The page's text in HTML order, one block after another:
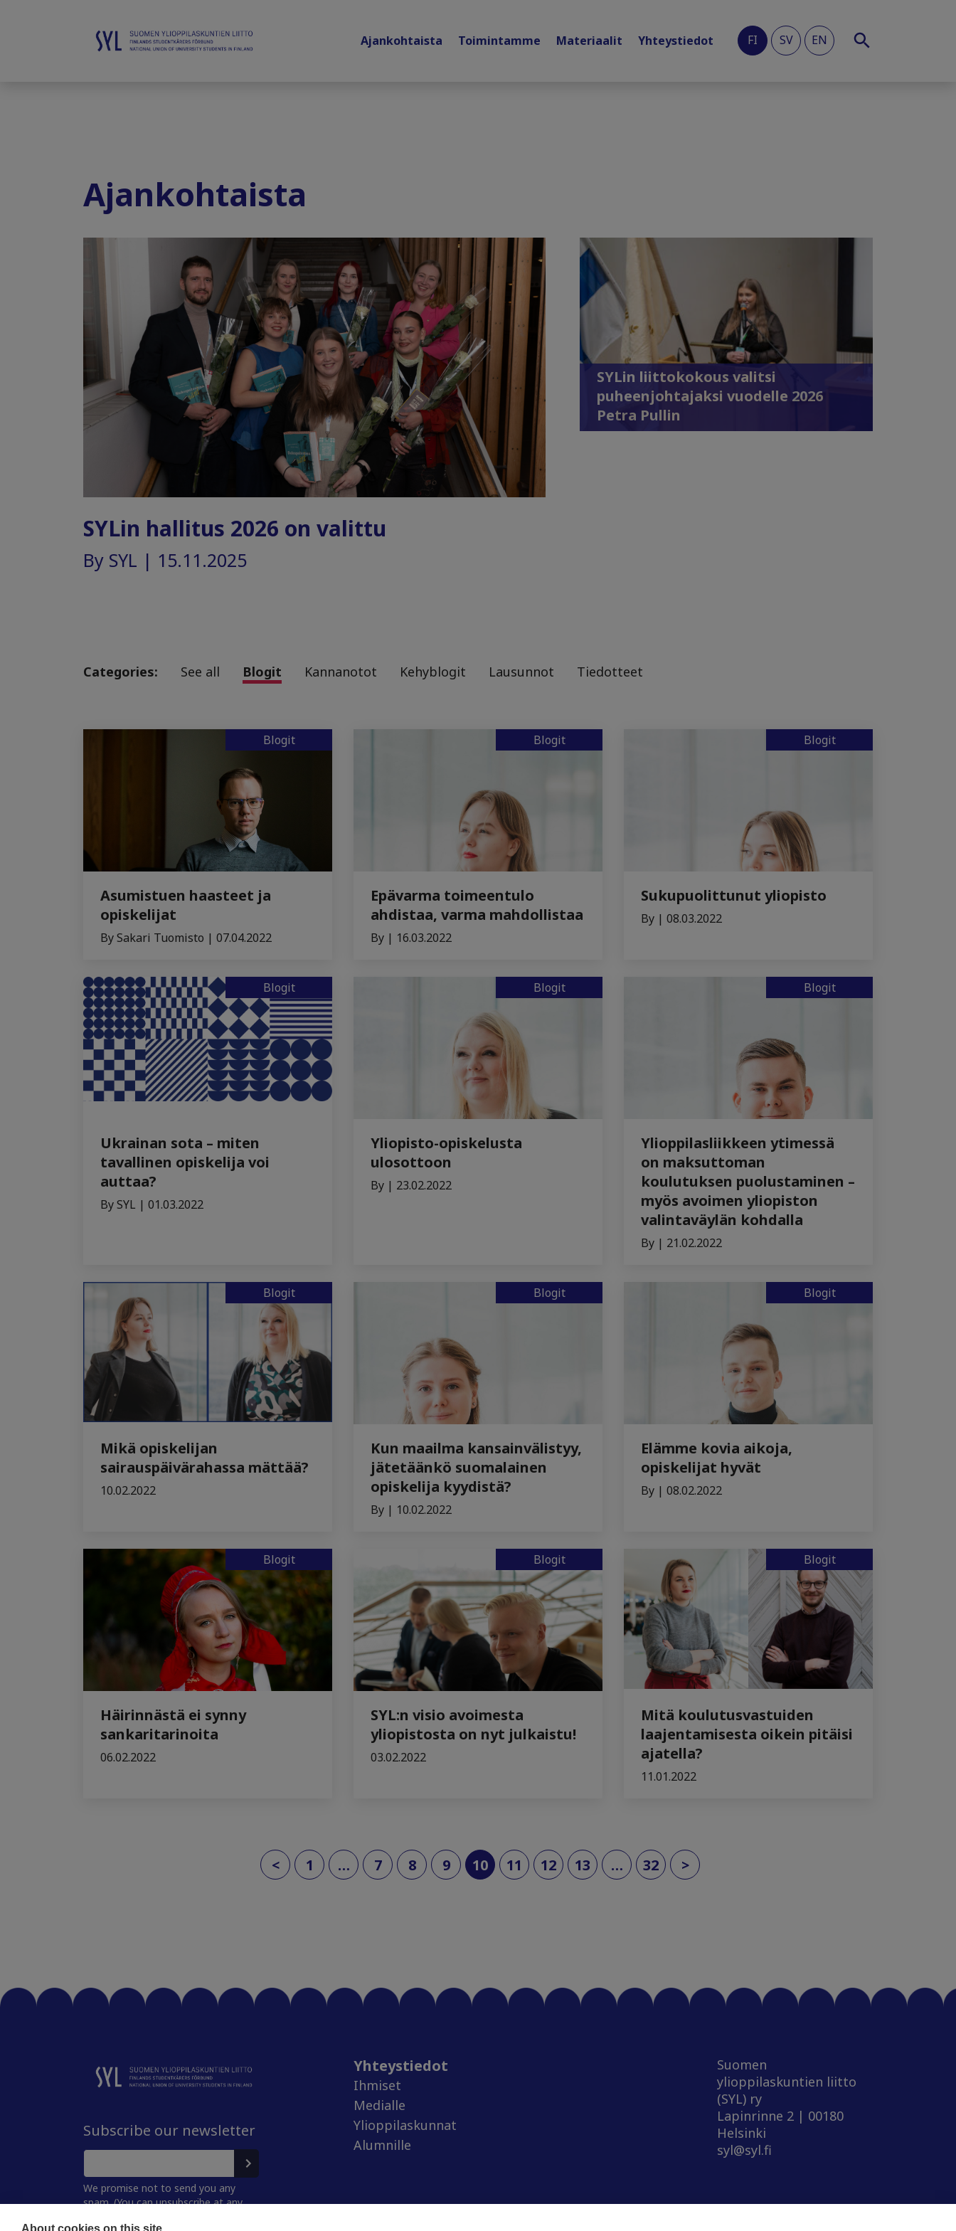
About cookies on this site
Ajankohtaista Toimintamme Materiaalit Yhteystiedot FI SV EN
Ajankohtaista
SYLin hallitus 2026 on valittu
By SYL | 15.11.2025
SYLin liittokokous valitsi
puheenjohtajaksi vuodelle 2026
Petra Pullin
Categories: See all Blogit Kannanotot Kehyblogit Lausunnot Tiedotteet
Blogit
Asumistuen haasteet ja
opiskelijat
By Sakari Tuomisto | 07.04.2022
Blogit
Epävarma toimeentulo
ahdistaa, varma mahdollistaa
By | 16.03.2022
Blogit
Sukupuolittunut yliopisto
By | 08.03.2022
Blogit
Ukrainan sota – miten
tavallinen opiskelija voi
auttaa?
By SYL | 01.03.2022
Blogit
Yliopisto-opiskelusta
ulosottoon
By | 23.02.2022
Blogit
Ylioppilasliikkeen ytimessä
on maksuttoman
koulutuksen puolustaminen –
myös avoimen yliopiston
valintaväylän kohdalla
By | 21.02.2022
Blogit
Mikä opiskelijan
sairauspäivärahassa mättää?
10.02.2022
Blogit
Kun maailma kansainvälistyy,
jätetäänkö suomalainen
opiskelija kyydistä?
By | 10.02.2022
Blogit
Elämme kovia aikoja,
opiskelijat hyvät
By | 08.02.2022
Blogit
Häirinnästä ei synny
sankaritarinoita
06.02.2022
Blogit
SYL:n visio avoimesta
yliopistosta on nyt julkaistu!
03.02.2022
Blogit
Mitä koulutusvastuiden
laajentamisesta oikein pitäisi
ajatella?
11.01.2022
< 1 … 7 8 9 10(current)
11 12 13 … 32 >
Subscribe our newsletter
We promise not to send you any
spam. (You can unsubscribe at any
Yhteystiedot
Ihmiset
Medialle
Ylioppilaskunnat
Alumnille
Suomen
ylioppilaskuntien liitto
(SYL) ry
Lapinrinne 2 | 00180
Helsinki
syl@syl.fi